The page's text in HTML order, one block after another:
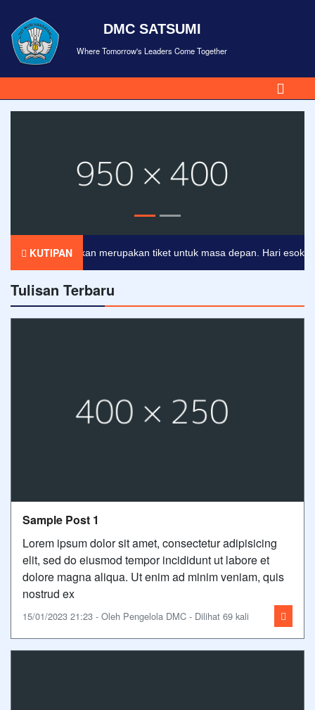
DMC SATSUMI
Where Tomorrow's Leaders Come Together
KUTIPAN
Pendidikan merupakan tiket untuk masa depan. Hari esok
Tulisan Terbaru
Sample Post 1
Lorem ipsum dolor sit amet, consectetur adipisicing
elit, sed do eiusmod tempor incididunt ut labore et
dolore magna aliqua. Ut enim ad minim veniam, quis
nostrud ex
15/01/2023 21:23 - Oleh Pengelola DMC - Dilihat 69 kali